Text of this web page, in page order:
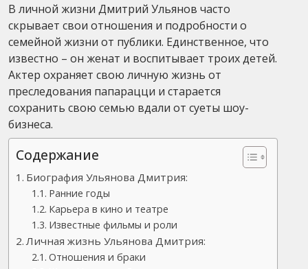
В личной жизни Дмитрий Ульянов часто
скрывает свои отношения и подробности о
семейной жизни от публики. Единственное, что
известно – он женат и воспитывает троих детей.
Актер охраняет свою личную жизнь от
преследования папарацци и старается
сохранить свою семью вдали от суеты шоу-
бизнеса.
Содержание
Биография Ульянова Дмитрия:
Ранние годы
Карьера в кино и театре
Известные фильмы и роли
Личная жизнь Ульянова Дмитрия:
Отношения и браки